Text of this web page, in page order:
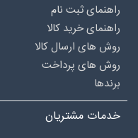
راهنمای ثبت نام
راهنمای خرید کالا
روش های ارسال کالا
روش های پرداخت
برندها
خدمات مشتریان